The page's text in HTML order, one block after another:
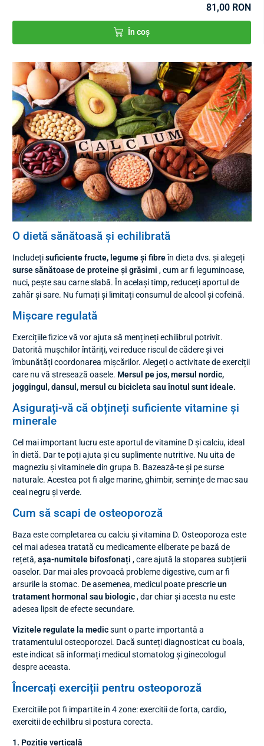
81,00 RON
În coș
O dietă sănătoasă și echilibrată
Includețisuficiente fructe, legume și fibreîn dieta dvs. și alegeți
surse sănătoase de proteine și grăsimi , cum ar fi leguminoase,
nuci, pește sau carne slabă. În același timp, reduceți aportul de
zahăr și sare. Nu fumați și limitați consumul de alcool și cofeină.
Mișcare regulată
Exercițiile fizice vă vor ajuta să mențineți echilibrul potrivit.
Datorită mușchilor întăriți, vei reduce riscul de cădere și vei
îmbunătăți coordonarea mișcărilor. Alegeți o activitate de exerciții
care nu vă stresează oasele. Mersul pe jos, mersul nordic,
joggingul, dansul, mersul cu bicicleta sau înotul sunt ideale.
Asigurați-vă că obțineți suficiente vitamine și
minerale
Cel mai important lucru este aportul de vitamine D și calciu, ideal
în dietă. Dar te poți ajuta și cu suplimente nutritive. Nu uita de
magneziu și vitaminele din grupa B. Bazează-te și pe surse
naturale. Acestea pot fi alge marine, ghimbir, semințe de mac sau
ceai negru și verde.
Cum să scapi de osteoporoză
Baza este completarea cu calciu și vitamina D. Osteoporoza este
cel mai adesea tratată cu medicamente eliberate pe bază de
rețetă,așa-numitele bifosfonați , care ajută la stoparea subțierii
oaselor. Dar mai ales provoacă probleme digestive, cum ar fi
arsurile la stomac. De asemenea, medicul poate prescrieun
tratament hormonal sau biologic, dar chiar și acesta nu este
adesea lipsit de efecte secundare.
Vizitele regulate la medicsunt o parte importantă a
tratamentului osteoporozei. Dacă sunteți diagnosticat cu boala,
este indicat să informați medicul stomatolog și ginecologul
despre aceasta.
Încercați exerciții pentru osteoporoză
Exercitiile pot fi impartite in 4 zone: exercitii de forta, cardio,
exercitii de echilibru si postura corecta.
1. Poziție verticală